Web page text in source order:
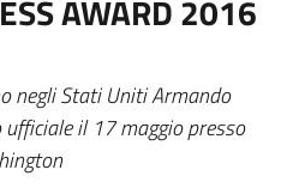
AWARD 2016
negli Stati Uniti Armando
ufficiale il 17 maggio presso